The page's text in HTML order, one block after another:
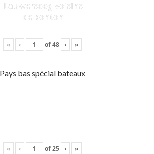
Lauwersoog voisins
de ponton
« ‹ of48 › »
Pays bas spécial bateaux
« ‹ of25 › »